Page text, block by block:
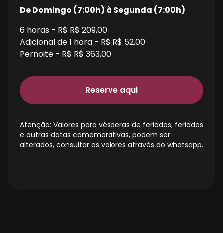
De Domingo (7:00h) à Segunda (7:00h)
6 horas - R$ R$ 209,00
Adicional de 1 hora - R$ R$ 52,00
Pernoite - R$ R$ 363,00
Reserve aqui
Atenção: Valores para vésperas de feriados, feriados
e outras datas comemorativas, podem ser
alterados, consultar os valores através do whatsapp.